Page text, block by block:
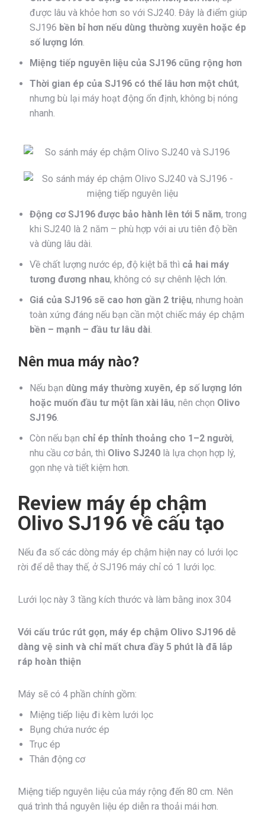
được lâu và khỏe hơn so với SJ240. Đây là điểm giúp
SJ196 bền bỉ hơn nếu dùng thường xuyên hoặc ép
số lượng lớn.
Miệng tiếp nguyên liệu của SJ196 cũng rộng hơn
Thời gian ép của SJ196 có thể lâu hơn một chút,
nhưng bù lại máy hoạt động ổn định, không bị nóng
nhanh.
Động cơ SJ196 được bảo hành lên tới 5 năm, trong
khi SJ240 là 2 năm – phù hợp với ai ưu tiên độ bền
và dùng lâu dài.
Về chất lượng nước ép, độ kiệt bã thì cả hai máy
tương đương nhau, không có sự chênh lệch lớn.
Giá của SJ196 sẽ cao hơn gần 2 triệu, nhưng hoàn
toàn xứng đáng nếu bạn cần một chiếc máy ép chậm
bền – mạnh – đầu tư lâu dài.
Nên mua máy nào?
Nếu bạn dùng máy thường xuyên, ép số lượng lớn
hoặc muốn đầu tư một lần xài lâu, nên chọn Olivo
SJ196.
Còn nếu bạn chỉ ép thỉnh thoảng cho 1–2 người,
nhu cầu cơ bản, thì Olivo SJ240 là lựa chọn hợp lý,
gọn nhẹ và tiết kiệm hơn.
Review máy ép chậm
Olivo SJ196 về cấu tạo
Nếu đa số các dòng máy ép chậm hiện nay có lưới lọc
rời để dễ thay thế, ở SJ196 máy chỉ có 1 lưới lọc.
Lưới lọc này 3 tầng kích thước và làm bằng inox 304
Với cấu trúc rút gọn, máy ép chậm Olivo SJ196 dễ
dàng vệ sinh và chỉ mất chưa đầy 5 phút là đã lắp
ráp hoàn thiện
Máy sẽ có 4 phần chính gồm:
Miệng tiếp liệu đi kèm lưới lọc
Bụng chứa nước ép
Trục ép
Thân động cơ
Miệng tiếp nguyên liệu của máy rộng đến 80 cm. Nên
quá trình thả nguyên liệu ép diễn ra thoải mái hơn.